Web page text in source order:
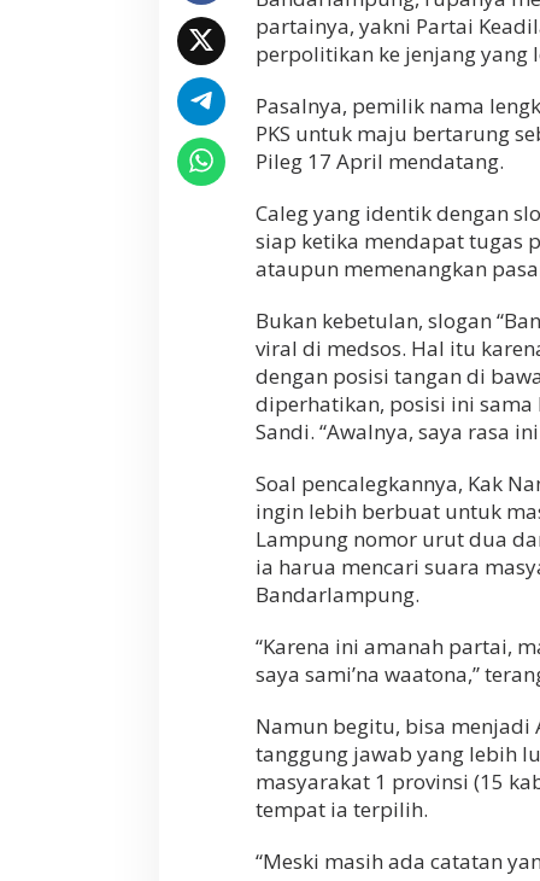
partainya, yakni Partai
perpolitikan ke jenjang yang
Pasalnya, pemilik nama
PKS untuk maju bertarung
Pileg 17 April mendatang.
Caleg yang identik dengan
siap ketika mendapat tugas
ataupun memenangkan
Bukan kebetulan, slogan
viral di medsos. Hal itu
dengan posisi tangan di
diperhatikan, posisi ini
Sandi. “Awalnya, saya rasa
Soal pencalegkannya, Kak
ingin lebih berbuat untuk
Lampung nomor urut dua
ia harua mencari suara
Bandarlampung.
“Karena ini amanah partai,
saya sami’na waatona,”
Namun begitu, bisa menjadi
tanggung jawab yang lebih
masyarakat 1 provinsi (15
tempat ia terpilih.
“Meski masih ada catatan